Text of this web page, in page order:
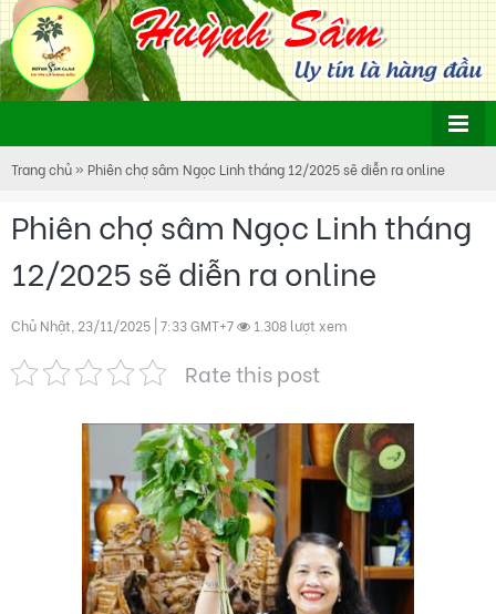
Trang chủ» Phiên chợ sâm Ngọc Linh tháng 12/2025 sẽ diễn ra online
Phiên chợ sâm Ngọc Linh tháng
12/2025 sẽ diễn ra online
Chủ Nhật, 23/11/2025 | 7:33 GMT+7 1.308 lượt xem
Rate this post